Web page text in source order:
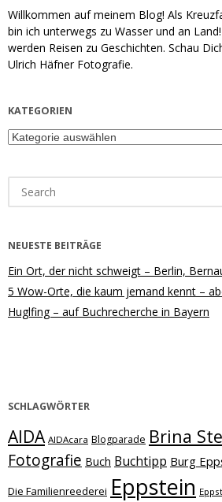
Willkommen auf meinem Blog! Als
bin ich unterwegs zu Wasser und an
werden Reisen zu Geschichten. Schau
Ulrich Häfner Fotografie.
KATEGORIEN
Kategorien
for:
NEUESTE BEITRÄGE
Ein Ort, der nicht schweigt – Berlin,
5 Wow-Orte, die kaum jemand kennt –
Huglfing – auf Buchrecherche in Bayern
SCHLAGWÖRTER
AIDA AIDAcara Blogparade Brina
Fotografie Buch Buchtipp Burg
Die Familienreederei Eppstein